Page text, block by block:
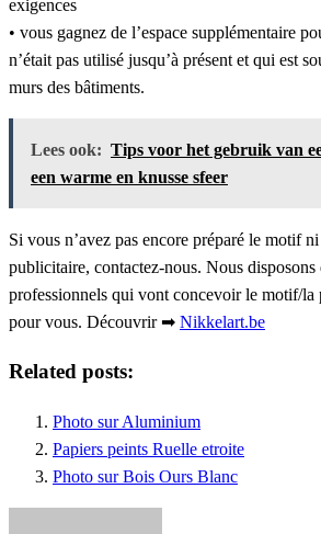
exigences
• vous gagnez de l’espace supplémentaire
n’était pas utilisé jusqu’à présent et qui est
murs des bâtiments.
Lees ook: Tips voor het gebruik van
een warme en knusse sfeer
Si vous n’avez pas encore préparé le motif
publicitaire, contactez-nous. Nous disposons
professionnels qui vont concevoir le motif/la
pour vous. Découvrir ➡ Nikkelart.be
Related posts:
Photo sur Aluminium
Papiers peints Ruelle etroite
Photo sur Bois Ours Blanc